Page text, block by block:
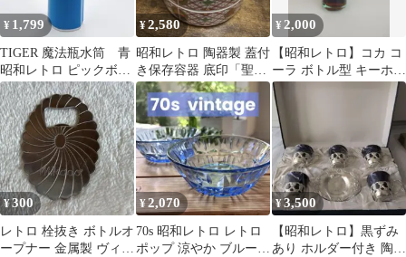
¥ 1,799
TIGER 魔法瓶水筒 青
昭和レトロ ピックボト
ル ヴィンテージ 保温水
筒
¥2,580
昭和レトロ 陶器製 蓋付
き保存容器 底印「聖」
MADE IN JAPAN
¥ 2,000
【昭和レトロ】コカ コ
ーラ ボトル型 キーホル
ダー ミニボトル ガラス
風
¥300
レトロ 栓抜き ボトルオ
ープナー 金属製 ヴィン
¥2,070
70s 昭和レトロ レトロ
ポップ 涼やか ブルーガ
¥3,500
【昭和レトロ】黒ずみ
あり ホルダー付き 陶器